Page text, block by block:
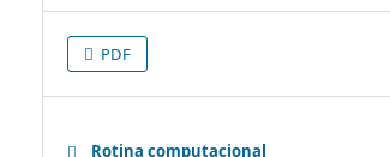
PDF
Rotina computacional